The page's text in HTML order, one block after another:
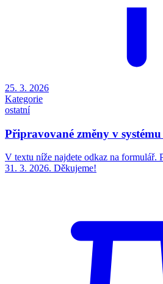
25. 3. 2026
Kategorie
ostatní
Připravované změny v
V textu níže najdete odkaz na formulář.
31. 3. 2026. Děkujeme!